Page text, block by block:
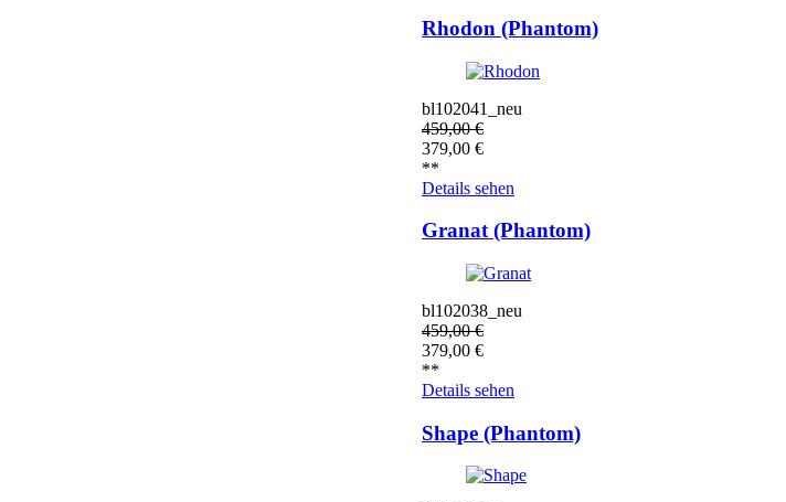
Rhodon (Phantom)
bl102041_neu
459,00€
379,00 €
**
Details sehen
Granat (Phantom)
bl102038_neu
459,00€
379,00 €
**
Details sehen
Shape (Phantom)